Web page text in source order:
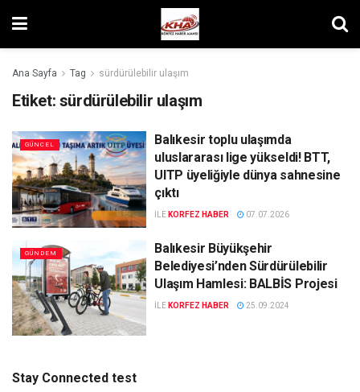
Ana Sayfa Tag sürdürülebilir ulaşım
Etiket: sürdürülebilir ulaşım
GÜNCEL
Balıkesir toplu ulaşımda
uluslararası lige yükseldi! BTT,
UITP üyeliğiyle dünya sahnesine
çıktı
ILE KORFEZ HABER 07.07.2026
GÜNDEM
Balıkesir Büyükşehir
Belediyesi’nden Sürdürülebilir
Ulaşım Hamlesi: BALBİS Projesi
ILE KORFEZ HABER 25.09.2024
Stay Connected test